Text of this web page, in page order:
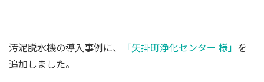
汚泥脱水機の導入事例に、 「矢掛町浄化センター 様」 を
追加しました。